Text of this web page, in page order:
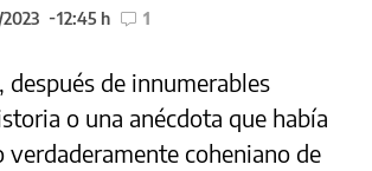
12:45 h 1
después de innumerables
o una anécdota que había
coheniano de